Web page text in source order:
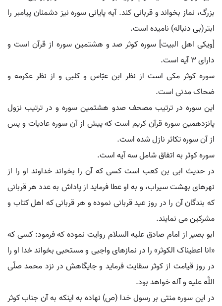
بزرگ، نماز بخواند و قربانی کند. آیه پایانی سوره نیز دشمنان پیامبر را
ابتر(بی دنباله) نامیده است.
[ویکی اهل البیت] سوره کوثر صد و هشتمین سوره از قرآن است و
دارای 3 آیه است.
سوره کوثر مکی است از نظر ابن عبّاس و کلبی و از نظر عکرمه و
ضحاک مدنی است.
این سوره در ترتیب مصحف صدو هشتمین سوره و در ترتیب نزول
پانزدهمین سوره قرآن کریم است که پیش از آن سوره عادیات و پس
از آن سوره تکاثر نازل شده است.
سوره کوثر به اتفاق شامل سه آیه است.
در حدیث ابی بن کعب است کسی که آن را بخواند خداوند او را از
نهرهای بهشت سیراب، و به او عطا فرماید از پاداش به عدد هر قربانی
که بندگان آن را در روز عید قربانی نموده و هر قربانی که اهل کتاب و
مشرکین می نمایند.
ابو بصیر از امام صادق علیه السلام روایت نموده که فرمود: کسی که
«انا اعطیناک الکوثر» را در نمازهای واجبی و مستحبی بخواند خدا او را
در روز قیامت از کوثر سقایت فرماید و جایگاهش در نزد محمد صلّی
اللَّه علیه و آله خواهد بود.
در این سوره منتی بر رسول خدا (ص) نهاده به اینکه به آن جناب کوثر